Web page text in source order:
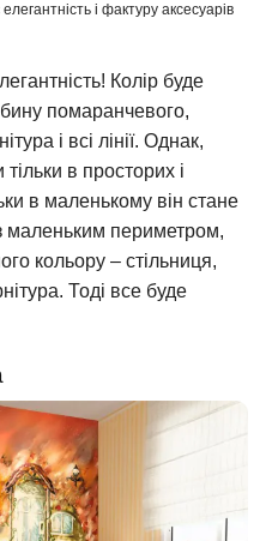
і фактуру аксесуарів
Колір буде
помаранчевого,
і всі лінії. Однак,
в просторих і
в маленькому він стане
маленьким периметром,
кольору – стільниця,
Тоді все буде